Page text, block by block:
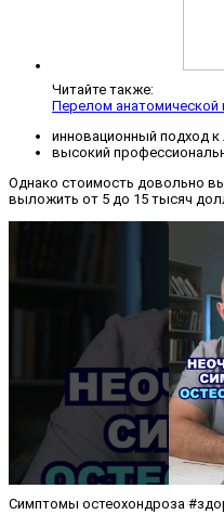
Читайте также:
Перелом анатомической
инновационный подход к
высокий
Однако стоимость довольно
выложить от 5 до 15 тысяч
Симптомы остеохондроза